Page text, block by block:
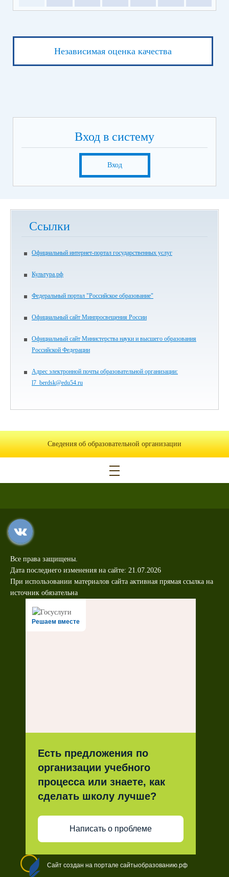
Независимая оценка качества
Вход в систему
Вход
Ссылки
Официальный интернет-портал государственных услуг
Культура.рф
Федеральный портал "Российское образование"
Официальный сайт Минпросвещения России
Официальный сайт Министерства науки и высшего образования
Российской Федерации
Адрес электронной почты образовательной организации:
l7_berdsk@edu54.ru
Сведения об образовательной организации
Все права защищены.
Дата последнего изменения на сайте: 21.07.2026
При использовании материалов сайта активная прямая ссылка на
источник обязательна
Решаем вместе
Есть предложения по
организации учебного
процесса или знаете, как
сделать школу лучше?
Написать о проблеме
Сайт создан на портале сайтыобразованию.рф